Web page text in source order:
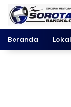
Langsung
konten
Beranda
Lokal